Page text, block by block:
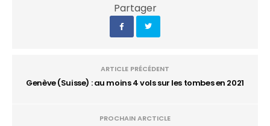
Partager
ARTICLE PRÉCÉDENT
Genève (Suisse) : au moins 4 vols sur les tombes en 2021
PROCHAIN ARCTICLE